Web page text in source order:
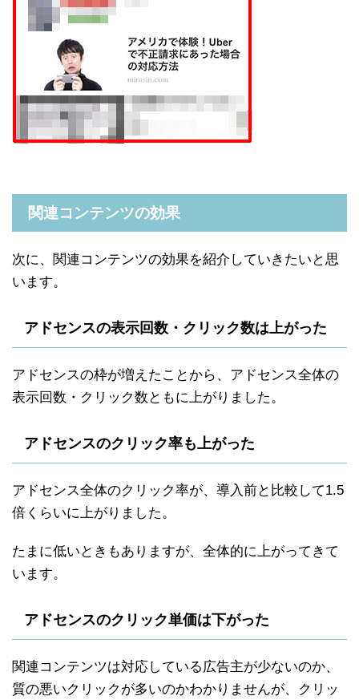
関連コンテンツの効果
次に、関連コンテンツの効果を紹介していきたいと思
います。
アドセンスの表示回数・クリック数は上がった
アドセンスの枠が増えたことから、アドセンス全体の
表示回数・クリック数ともに上がりました。
アドセンスのクリック率も上がった
アドセンス全体のクリック率が、導入前と比較して1.5
倍くらいに上がりました。
たまに低いときもありますが、全体的に上がってきて
います。
アドセンスのクリック単価は下がった
関連コンテンツは対応している広告主が少ないのか、
質の悪いクリックが多いのかわかりませんが、クリッ